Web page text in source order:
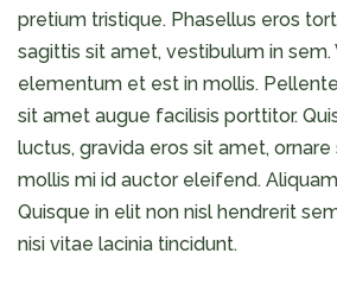
pretium tristique. Phasellus eros
sagittis sit amet, vestibulum in sem.
elementum et est in mollis.
sit amet augue facilisis porttitor.
luctus, gravida eros sit amet, ornare
mollis mi id auctor eleifend.
Quisque in elit non nisl hendrerit
nisi vitae lacinia tincidunt.